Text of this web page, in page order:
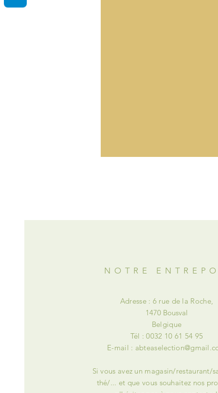
NOTRE
Adresse : 6 rue de la Roche,
1470 Bousval
Belgique
Tél : 0032 10 61 54 95
E-mail :
Si vous avez un magasin/restaurant/
thé/... et que vous souhaitez nos